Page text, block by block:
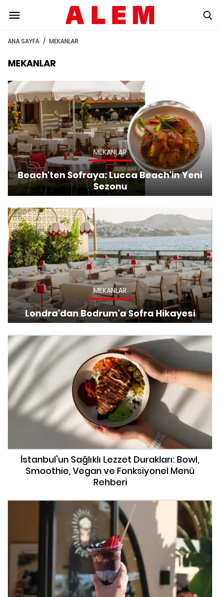
ANA SAYFA / MEKANLAR
MEKANLAR
MEKANLAR
Beach'ten Sofraya: Lucca Beach'in Yeni
Sezonu
MEKANLAR
Londra'dan Bodrum'a Sofra Hikayesi
İstanbul'un Sağlıklı Lezzet Durakları: Bowl,
Smoothie, Vegan ve Fonksiyonel Menü
Rehberi